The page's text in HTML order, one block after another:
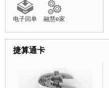
电子回单 融慧e家
捷算通卡